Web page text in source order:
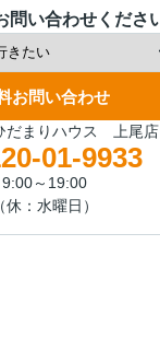
問い合わせくださ
お問い合わせ
だまりハウス 上尾店
01-9933
9:00～19:00
（休：水曜日）